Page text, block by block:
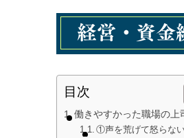
目次
働きやすかった職場の上
①声を荒げて怒らな